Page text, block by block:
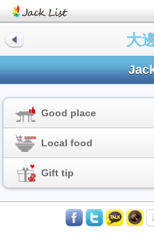
大
Good place
Local food
Gift tip